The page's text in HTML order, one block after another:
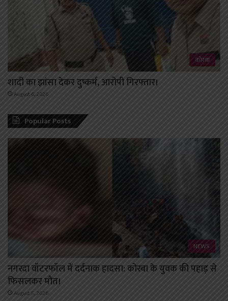
कोरबा
शादी का झांसा देकर दुष्कर्म, आरोपी गिरफ्तार।
August 6, 2026
Popular Posts
NEWS
नगरदा वॉटरफॉल में दर्दनाक हादसा: कोरबा के युवक की पहाड़ से
फिसलकर मौत।
August 5, 2026